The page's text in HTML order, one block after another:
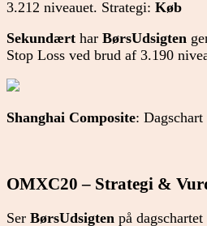
3.212 niveauet. Strategi: Køb
Sekundært har BørsUdsigten
Stop Loss ved brud af 3.190
Shanghai Composite: Dagschart
OMXC20 – Strategi &
Ser BørsUdsigten på